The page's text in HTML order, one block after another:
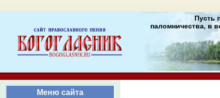
Пусть
паломничества, в
Меню сайта